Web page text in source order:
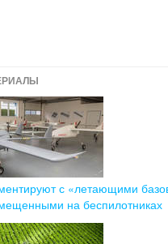
с «летающими
на беспилотниках